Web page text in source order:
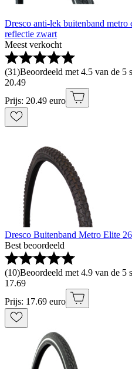
Dresco anti-lek buitenband
reflectie zwart
Meest verkocht
(31)Beoordeeld met 4.5 van de 5
20.49
Prijs: 20.49 euro
Dresco Buitenband Metro Elite
Best beoordeeld
(10)Beoordeeld met 4.9 van de 5
17.69
Prijs: 17.69 euro